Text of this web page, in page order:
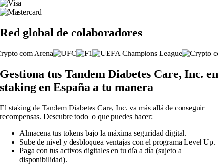
Red global de colaboradores
Gestiona tus Tandem Diabetes Care, Inc. en
staking en España a tu manera
El staking de Tandem Diabetes Care, Inc. va más allá de conseguir
recompensas. Descubre todo lo que puedes hacer:
Almacena tus tokens bajo la máxima seguridad digital.
Sube de nivel y desbloquea ventajas con el programa Level Up.
Paga con tus activos digitales en tu día a día (sujeto a
disponibilidad).